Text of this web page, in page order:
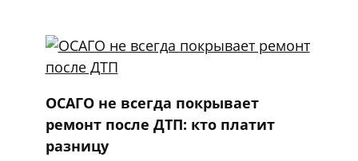
ОСАГО не всегда покрывает
ремонт после ДТП: кто платит
разницу